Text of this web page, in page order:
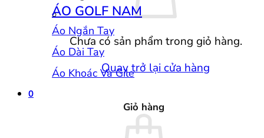
Chưa có sản phẩm trong giỏ hàng.
Quay trở lại cửa hàng
0
Giỏ hàng
ÁO GOLF NAM
Áo Ngắn Tay
Áo Dài Tay
Áo Khoác Và Gile